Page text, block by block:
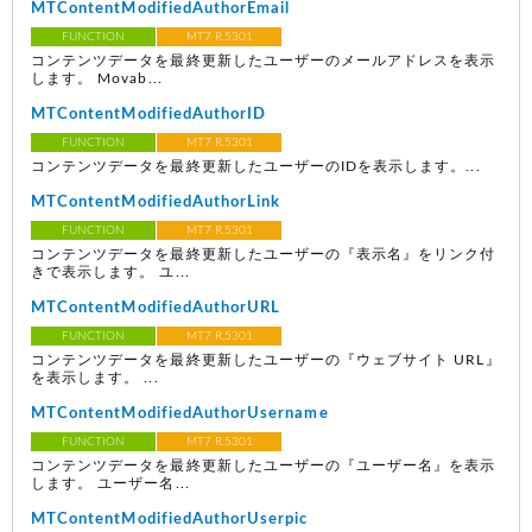
MTContentModifiedAuthorEmail
FUNCTION MT7 R.5301
コンテンツデータを最終更新したユーザーのメールアドレスを表示
します。 Movab...
MTContentModifiedAuthorID
FUNCTION MT7 R.5301
コンテンツデータを最終更新したユーザーのIDを表示します。...
MTContentModifiedAuthorLink
FUNCTION MT7 R.5301
コンテンツデータを最終更新したユーザーの『表示名』をリンク付
きで表示します。 ユ...
MTContentModifiedAuthorURL
FUNCTION MT7 R.5301
コンテンツデータを最終更新したユーザーの『ウェブサイト URL』
を表示します。 ...
MTContentModifiedAuthorUsername
FUNCTION MT7 R.5301
コンテンツデータを最終更新したユーザーの『ユーザー名』を表示
します。 ユーザー名...
MTContentModifiedAuthorUserpic